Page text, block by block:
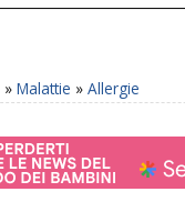
» Malattie » Allergie